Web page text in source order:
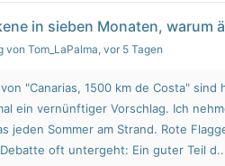
in sieben Monaten, warum
von Tom_LaPalma, vor 5 Tagen
"Canarias, 1500 km de Costa" sind
ein vernünftiger Vorschlag. Ich
jeden Sommer am Strand. Rote
oft untergeht: Ein guter Teil